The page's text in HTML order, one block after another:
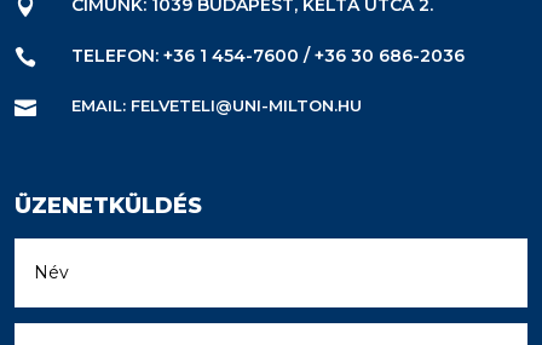
 CÍMÜNK: 1039 BUDAPEST, KELTA UTCA 2.
 TELEFON: +36 1 454-7600 / +36 30 686-2036
 EMAIL: FELVETELI@UNI-MILTON.HU
ÜZENETKÜLDÉS